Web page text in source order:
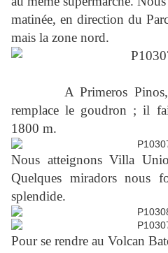
matinée, en direction du
mais la zone nord.
A Primeros Pinos,
remplace le goudron ; il
1800 m.
Nous atteignons Villa
Quelques miradors nous
splendide.
Pour se rendre au Volcan